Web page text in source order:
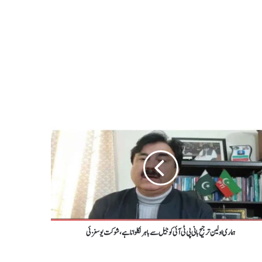
ہماری اولین ترجیح بانی پی ٹی آئی کوجیل سے باہر نکلوانا ہے ، شوکت یوسفزئی